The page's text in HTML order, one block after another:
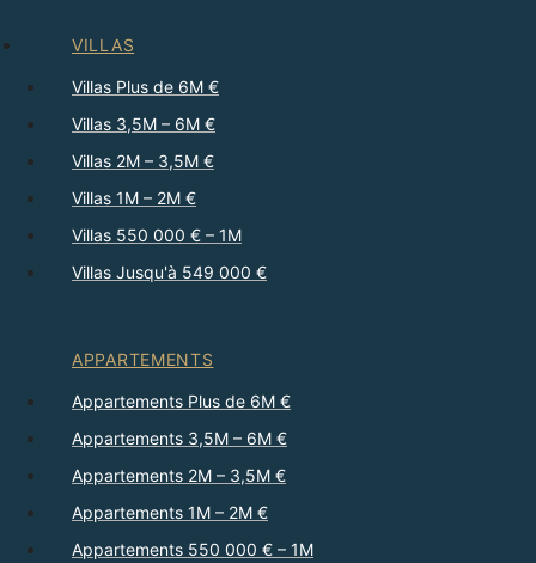
VILLAS
Villas Plus de 6M €
Villas 3,5M – 6M €
Villas 2M – 3,5M €
Villas 1M – 2M €
Villas 550 000 € – 1M
Villas Jusqu'à 549 000 €
APPARTEMENTS
Appartements Plus de 6M €
Appartements 3,5M – 6M €
Appartements 2M – 3,5M €
Appartements 1M – 2M €
Appartements 550 000 € – 1M